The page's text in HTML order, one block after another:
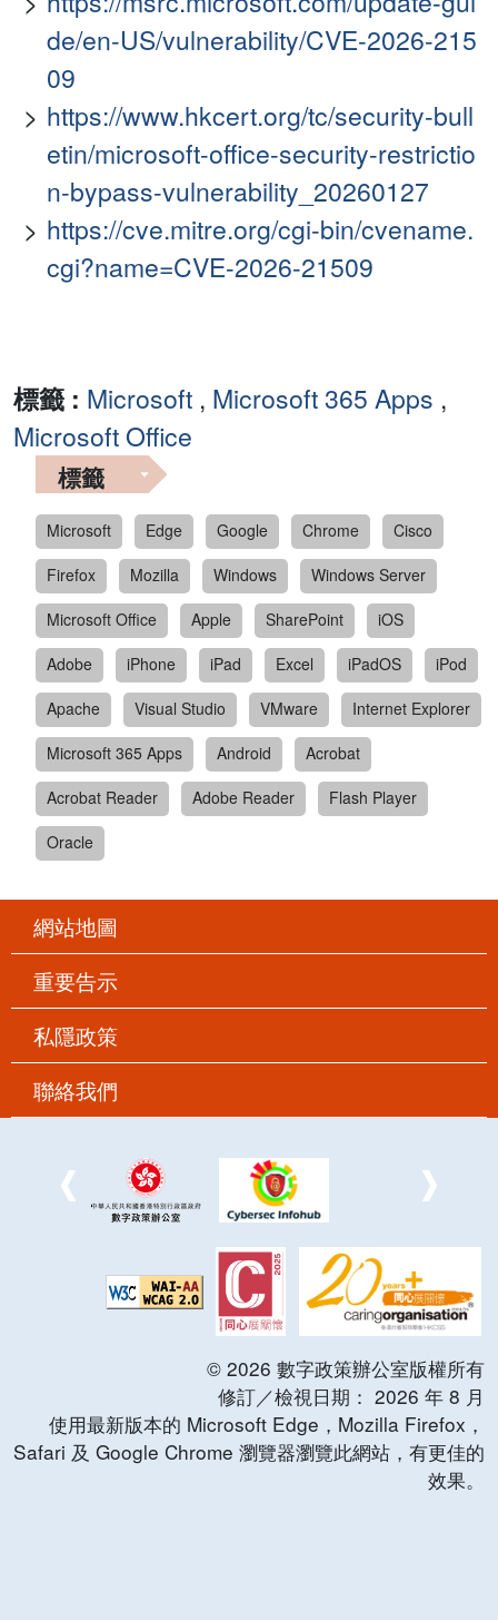
de/en-US/vulnerability/CVE-2026-215
09
https://www.hkcert.org/tc/security-bull
etin/microsoft-office-security-restrictio
n-bypass-vulnerability_20260127
https://cve.mitre.org/cgi-bin/cvename.
cgi?name=CVE-2026-21509
標籤 : Microsoft , Microsoft 365 Apps ,
Microsoft Office
標籤
Microsoft Edge Google Chrome
Cisco
Firefox
Mozilla Windows
Windows Server
Microsoft Office
Apple SharePoint
iOS
Adobe
iPhone iPad Excel iPadOS
iPod
Apache
Visual Studio VMware
Internet Explorer
Microsoft 365 Apps
Android
Acrobat
Acrobat Reader
Adobe Reader
Flash Player
Oracle
網站地圖
重要告示
私隱政策
聯絡我們
© 2026 數字政策辦公室版權所有
修訂／檢視日期： 2026 年 8 月
使用最新版本的 Microsoft Edge，Mozilla Firefox，
Safari 及 Google Chrome 瀏覽器瀏覽此網站，有更佳的
效果。